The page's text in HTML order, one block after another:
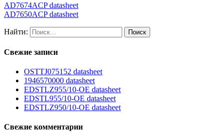
AD7674ACP datasheet
AD7650ACP datasheet
Найти:
Свежие записи
OSTTJ075152 datasheet
1946570000 datasheet
EDSTLZ955/10-OE datasheet
EDSTL955/10-OE datasheet
EDSTLZ950/10-OE datasheet
Свежие комментарии